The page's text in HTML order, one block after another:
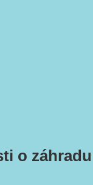
o záhradu